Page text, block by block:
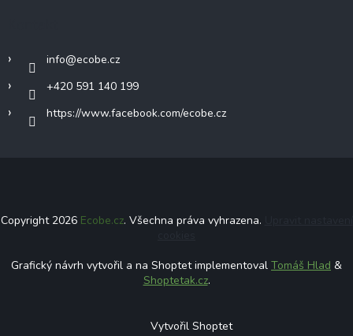
info@ecobe.cz
+420 591 140 199
https://www.facebook.com/ecobe.cz
Copyright 2026 Ecobe.cz. Všechna práva vyhrazena.
Grafický návrh vytvořil a na Shoptet implementoval Tomáš Hlad &
Shoptetak.cz.
Vytvořil Shoptet